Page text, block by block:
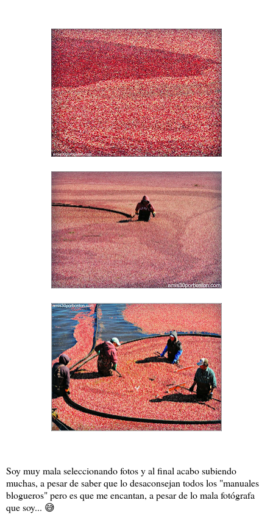
Soy muy mala seleccionando fotos y al final acabo subiendo
muchas, a pesar de saber que lo desaconsejan todos los "manuales
blogueros" pero es que me encantan, a pesar de lo mala fotógrafa
que soy... 😅